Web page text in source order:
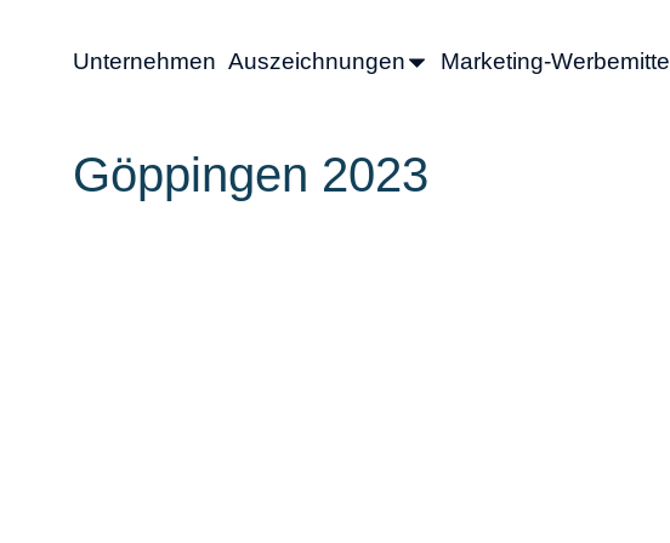
Unternehmen Auszeichnungen Marketing-Werbemittel
Göppingen 2023